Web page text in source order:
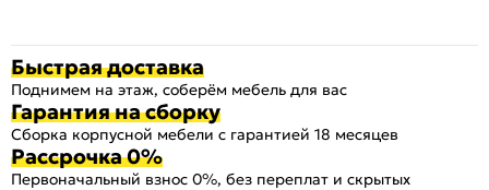
Быстрая доставка
Поднимем на этаж, соберём мебель для вас
Гарантия на сборку
Сборка корпусной мебели с гарантией 18 месяцев
Рассрочка 0%
Первоначальный взнос 0%, без переплат и скрытых